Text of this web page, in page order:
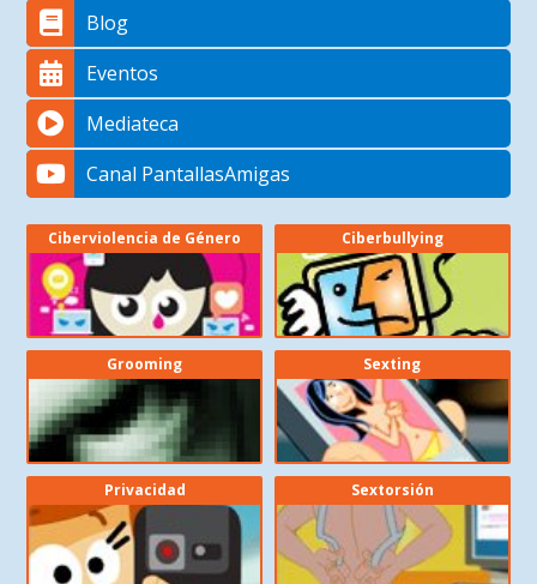
Blog
Eventos
Mediateca
Canal PantallasAmigas
Ciberviolencia de Género Ciberbullying
Grooming Sexting
Privacidad Sextorsión